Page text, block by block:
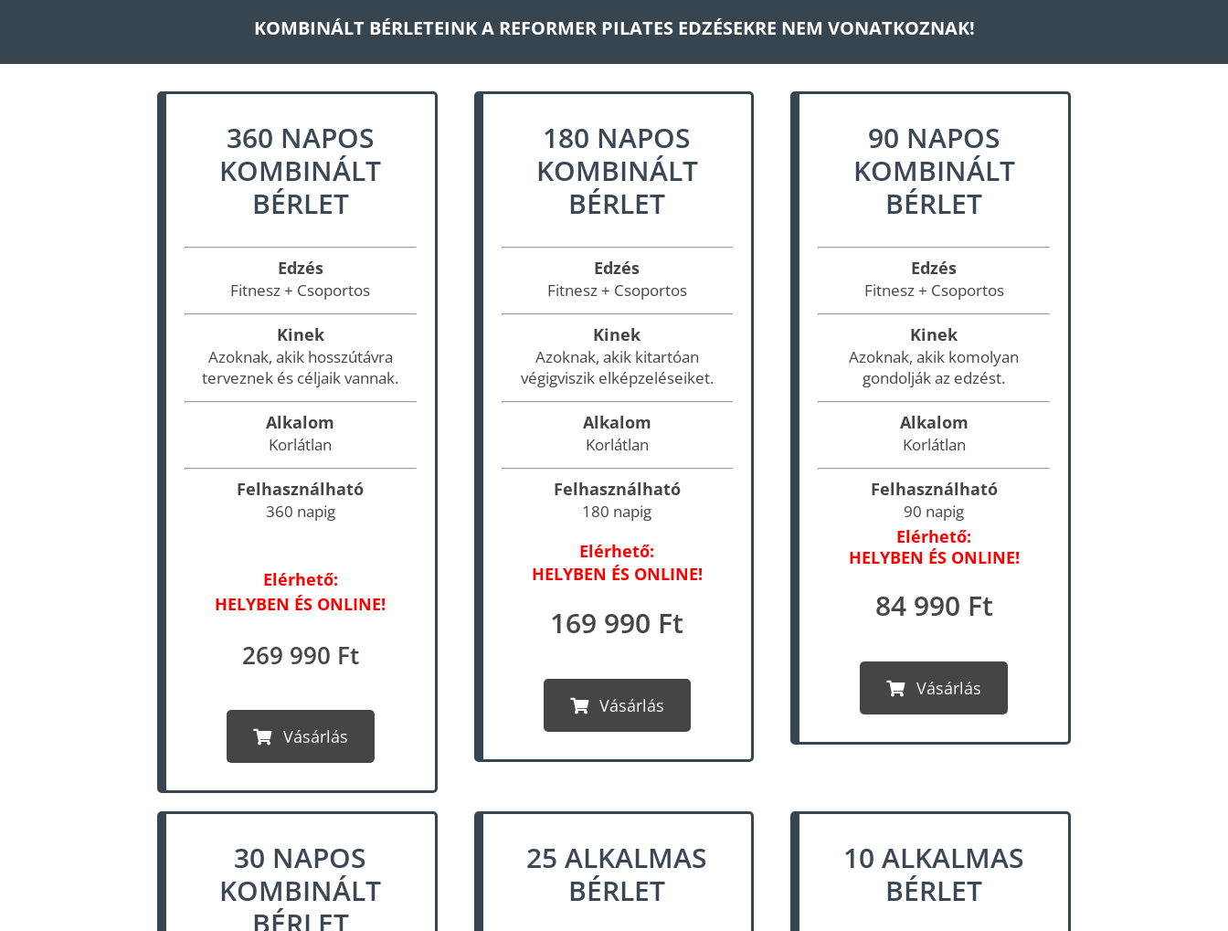
KOMBINÁLT BÉRLETEINK A REFORMER PILATES EDZÉSEKRE NEM VONATKOZNAK!
360 NAPOS
KOMBINÁLT
BÉRLET
Edzés
Fitnesz + Csoportos
Kinek
Azoknak, akik hosszútávra
terveznek és céljaik vannak.
Alkalom
Korlátlan
Felhasználható
360 napig
Elérhető:
HELYBEN ÉS ONLINE!
269 990 Ft
Vásárlás
180 NAPOS
KOMBINÁLT
BÉRLET
Edzés
Fitnesz + Csoportos
Kinek
Azoknak, akik kitartóan
végigviszik elképzeléseiket.
Alkalom
Korlátlan
Felhasználható
180 napig
Elérhető:
HELYBEN ÉS ONLINE!
169 990 Ft
Vásárlás
90 NAPOS
KOMBINÁLT
BÉRLET
Edzés
Fitnesz + Csoportos
Kinek
Azoknak, akik komolyan
gondolják az edzést.
Alkalom
Korlátlan
Felhasználható
90 napig
Elérhető:
HELYBEN ÉS ONLINE!
84 990 Ft
Vásárlás
30 NAPOS
KOMBINÁLT
BÉRLET
25 ALKALMAS
BÉRLET
10 ALKALMAS
BÉRLET